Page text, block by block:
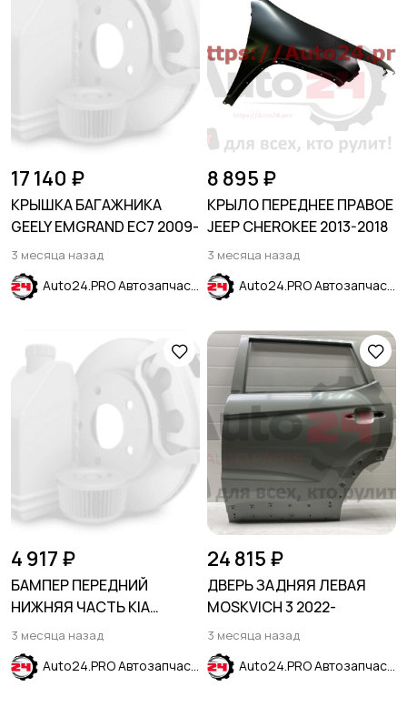
17 140 ₽
КРЫШКА БАГАЖНИКА
GEELY EMGRAND EC7 2009-
3 месяца назад
Auto24.PRO Автозапчасти
8 895 ₽
КРЫЛО ПЕРЕДНЕЕ ПРАВОЕ
JEEP CHEROKEE 2013-2018
3 месяца назад
Auto24.PRO Автозапчасти
4 917 ₽
БАМПЕР ПЕРЕДНИЙ
НИЖНЯЯ ЧАСТЬ KIA
SPORTAGE 2019-2021
3 месяца назад
Auto24.PRO Автозапчасти
24 815 ₽
ДВЕРЬ ЗАДНЯЯ ЛЕВАЯ
MOSKVICH 3 2022-
3 месяца назад
Auto24.PRO Автозапчасти